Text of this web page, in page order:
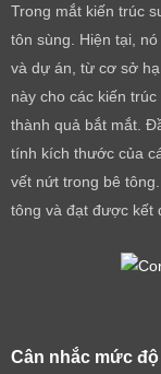
Trong mắt kiến trúc
tôn sùng. Hiện tại,
và dự án, từ cơ sở
này cho các kiến
thành quả bắt mắt.
tính kích thước của
vết nứt trong bê
tông và đạt được kết
Cân nhắc mức